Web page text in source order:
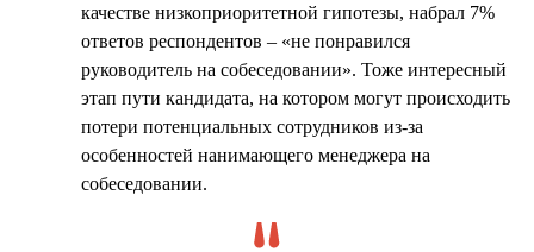
качестве низкоприоритетной гипотезы, набрал 7%
ответов респондентов – «не понравился
руководитель на собеседовании». Тоже интересный
этап пути кандидата, на котором могут происходить
потери потенциальных сотрудников из-за
особенностей нанимающего менеджера на
собеседовании.